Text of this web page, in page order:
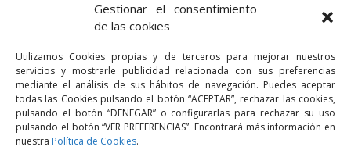
Gestionar el consentimiento
de las cookies
Utilizamos Cookies propias y de terceros para mejorar nuestros
servicios y mostrarle publicidad relacionada con sus preferencias
mediante el análisis de sus hábitos de navegación. Puedes aceptar
todas las Cookies pulsando el botón “ACEPTAR”, rechazar las cookies,
pulsando el botón “DENEGAR” o configurarlas para rechazar su uso
pulsando el botón “VER PREFERENCIAS”. Encontrará más información en
nuestra Política de Cookies.
Via Augusta 2 bis, 3º, 08006 Barcelona
bcn@bellavistalegal.eu
GRANOLLERS
C/ Sant Jaume, 16 1r, 08401 Granollers (Bcn)
+34 93 860 39 60
grn@bellavistalegal.eu